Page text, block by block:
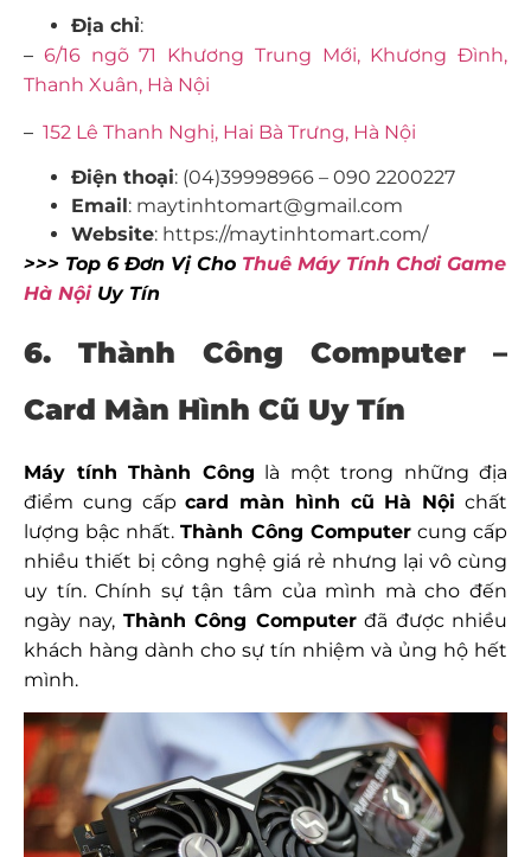
Địa chỉ:
– 6/16 ngõ 71 Khương Trung Mới, Khương Đình,
Thanh Xuân, Hà Nội
– 152 Lê Thanh Nghị, Hai Bà Trưng, Hà Nội
Điện thoại: (04)39998966 – 090 2200227
Email: maytinhtomart@gmail.com
Website: https://maytinhtomart.com/
>>> Top 6 Đơn Vị Cho Thuê Máy Tính Chơi Game
Hà NộiUy Tín
6. Thành Công Computer –
Card Màn Hình Cũ Uy Tín
Máy tính Thành Công là một trong những địa
điểm cung cấpcard màn hình cũ Hà Nội chất
lượng bậc nhất.Thành Công Computercung cấp
nhiều thiết bị công nghệ giá rẻ nhưng lại vô cùng
uy tín. Chính sự tận tâm của mình mà cho đến
ngày nay, Thành Công Computerđã được nhiều
khách hàng dành cho sự tín nhiệm và ủng hộ hết
mình.